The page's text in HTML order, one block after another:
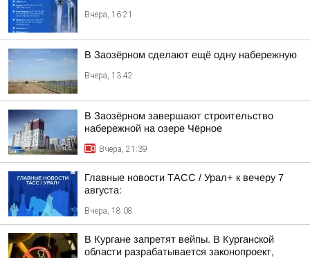
Вчера, 16:21
В Заозёрном сделают ещё одну набережную
Вчера, 13:42
В Заозёрном завершают строительство
набережной на озере Чёрное
Вчера, 21:39
Главные новости ТАСС / Урал+ к вечеру 7
августа:
Вчера, 18:08
В Кургане запретят вейпы. В Курганской
области разрабатывается законопроект,